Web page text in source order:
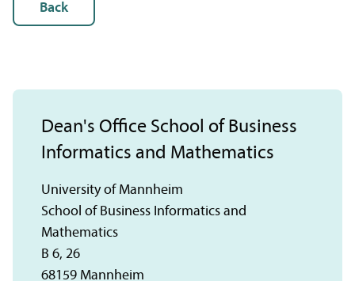
Back
Dean's Office School of Business
Informatics and Mathematics
University of Mannheim
School of Business Informatics and
Mathematics
B 6, 26
68159 Mannheim